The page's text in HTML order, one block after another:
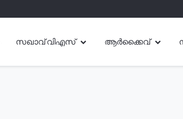
സഖാവ് വിഎസ് ആർക്കൈവ്